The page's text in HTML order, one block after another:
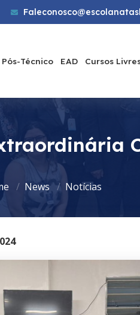
Pós-Técnico EAD Cursos
News Notícias